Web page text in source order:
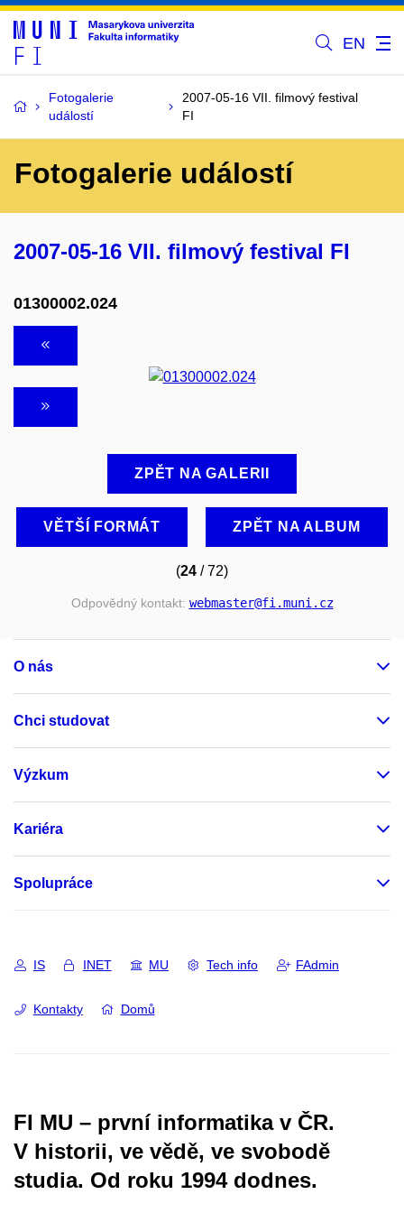
EN
Fotogalerie
událostí
2007-05-16 VII. filmový festival
FI
Fotogalerie událostí
2007-05-16 VII. filmový festival FI
01300002.024
ZPĚT NA GALERII
VĚTŠÍ FORMÁT ZPĚT NA ALBUM
(24 / 72)
Odpovědný kontakt: webmaster@fi.muni.cz
O nás
Chci studovat
Výzkum
Kariéra
Spolupráce
IS INET MU Tech info FAdmin
Kontakty Domů
FI MU – první informatika v ČR.
V historii, ve vědě, ve svobodě
studia. Od roku 1994 dodnes.